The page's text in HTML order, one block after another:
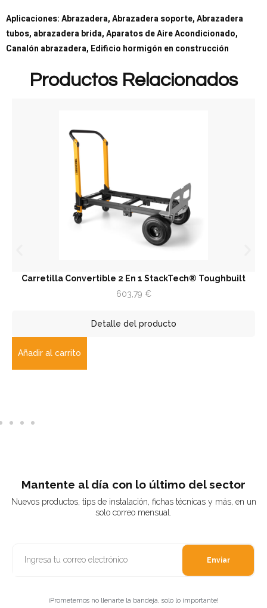
Aplicaciones: Abrazadera, Abrazadera soporte, Abrazadera
tubos, abrazadera brida, Aparatos de Aire Acondicionado,
Canalón abrazadera, Edificio hormigón en construcción
Productos Relacionados
Carretilla Convertible 2 En 1 StackTech® Toughbuilt
603,79€
Detalle del producto
Añadir al carrito
Mantente al día con lo último del sector
Nuevos productos, tips de instalación, fichas técnicas y más, en un
solo correo mensual.
Enviar
¡Prometemos no llenarte la bandeja, solo lo importante!